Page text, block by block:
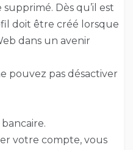
Dès qu’il est
doit être créé lorsque
dans un avenir
pouvez pas désactiver
votre compte, vous